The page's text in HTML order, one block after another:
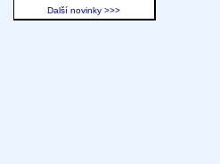
Další novinky >>>